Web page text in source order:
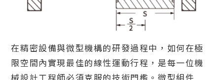
在精密設備與微型機構的研發過程中，如何在極
限空間內實現最佳的線性運動行程，是每一位機
械設計工程師必須克服的技術門檻。微型組件